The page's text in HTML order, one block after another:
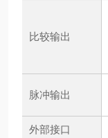
比较输出
脉冲输出
外部接口